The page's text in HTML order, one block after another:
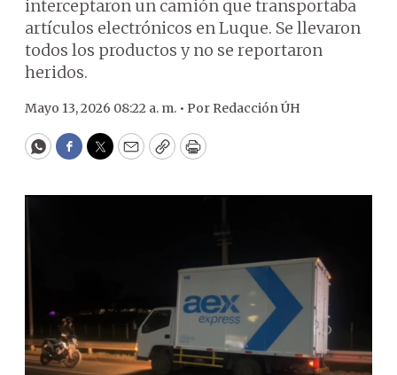
interceptaron un camión que transportaba
artículos electrónicos en Luque. Se llevaron
todos los productos y no se reportaron
heridos.
Mayo 13, 2026 08:22 a. m. • Por Redacción ÚH
WhatsApp
Facebook
Twitter
EmailCopyPrint